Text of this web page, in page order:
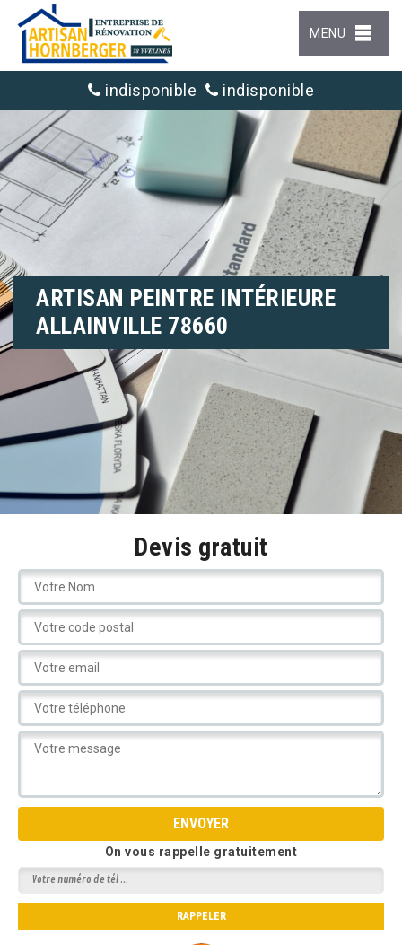
MENU
indisponible indisponible
ARTISAN PEINTRE INTÉRIEURE
ALLAINVILLE 78660
Devis gratuit
On vous rappelle gratuitement